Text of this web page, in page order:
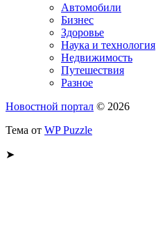
Автомобили
Бизнес
Здоровье
Наука и технология
Недвижимость
Путешествия
Разное
Новостной портал © 2026
Тема от WP Puzzle
➤